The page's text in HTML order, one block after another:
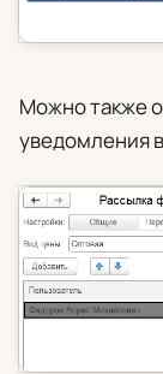
Можно также
уведомления